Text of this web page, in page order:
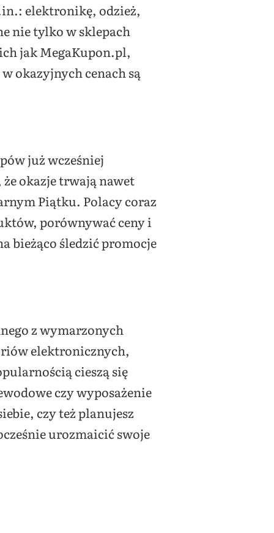
elektronikę, odzież,
nie tylko w sklepach
jak MegaKupon.pl,
okazyjnych cenach są
już wcześniej
okazje trwają nawet
Piątku. Polacy coraz
porównywać ceny i
bieżąco śledzić promocje
z wymarzonych
elektronicznych,
cieszą się
czy wyposażenie
czy też planujesz
urozmaicić swoje